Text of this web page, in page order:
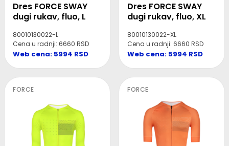
Dres FORCE SWAY
dugi rukav, fluo, L
80010130022-L
Cena u radnji: 6660 RSD
Web cena: 5994 RSD
Dres FORCE SWAY
dugi rukav, fluo, XL
80010130022-XL
Cena u radnji: 6660 RSD
Web cena: 5994 RSD
FORCE FORCE